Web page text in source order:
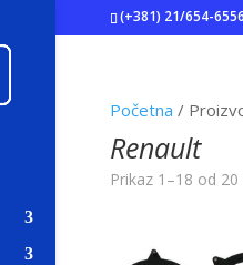
(+381) 21/654-6556
Početna /
Renault
Prikaz 1–18 od